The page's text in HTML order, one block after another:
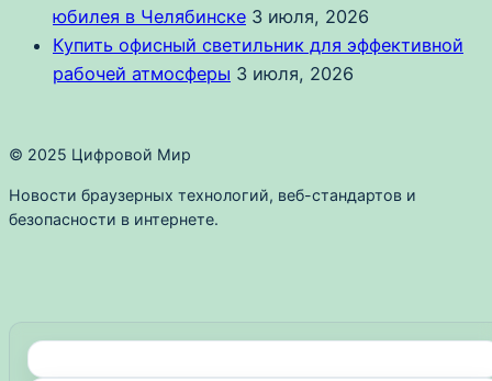
юбилея в Челябинске 3 июля, 2026
Купить офисный светильник для эффективной
рабочей атмосферы 3 июля, 2026
© 2025 Цифровой Мир
Новости браузерных технологий, веб-стандартов и
безопасности в интернете.